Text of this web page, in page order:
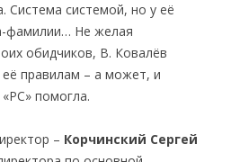
Система системой, но у её
фамилии… Не желая
обидчиков, В. Ковалёв
правилам – a может, и
помогла.
– Корчинский Сергей